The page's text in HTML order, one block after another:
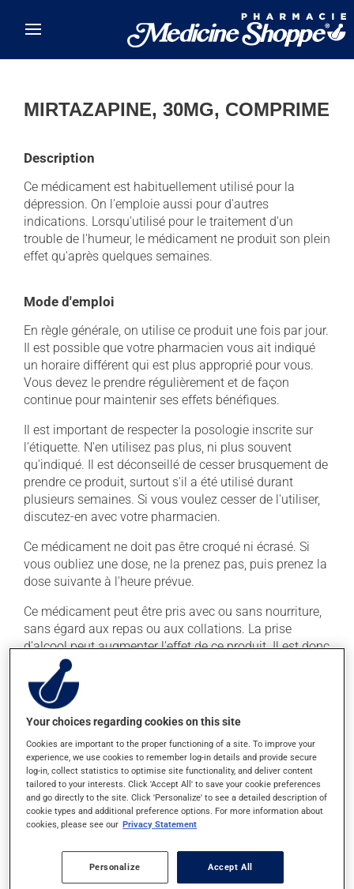
MIRTAZAPINE, 30MG, COMPRIME
Description
Ce médicament est habituellement utilisé pour la
dépression. On l'emploie aussi pour d'autres
indications. Lorsqu'utilisé pour le traitement d'un
trouble de l'humeur, le médicament ne produit son plein
effet qu'après quelques semaines.
Mode d'emploi
En règle générale, on utilise ce produit une fois par jour.
Il est possible que votre pharmacien vous ait indiqué
un horaire différent qui est plus approprié pour vous.
Vous devez le prendre régulièrement et de façon
continue pour maintenir ses effets bénéfiques.
Il est important de respecter la posologie inscrite sur
l'étiquette. N'en utilisez pas plus, ni plus souvent
qu'indiqué. Il est déconseillé de cesser brusquement de
prendre ce produit, surtout s'il a été utilisé durant
plusieurs semaines. Si vous voulez cesser de l'utiliser,
discutez-en avec votre pharmacien.
Ce médicament ne doit pas être croqué ni écrasé. Si
vous oubliez une dose, ne la prenez pas, puis prenez la
dose suivante à l'heure prévue.
Ce médicament peut être pris avec ou sans nourriture,
sans égard aux repas ou aux collations. La prise
d'alcool peut augmenter l'effet de ce produit. Il est donc
recommandé d'en consommer avec modération. Afin
de savoir quelle quantité d'alcool vous est permise,
veuillez en discuter avec votre professionnel(le) de la
santé.
Effets indésirables
En plus de ses effets recherchés, ce produit peut à
l'occasion entraîner certains effets indésirables (effets
secondaires), notamment :
il peut augmenter l'appétit;
Your choices regarding cookies on this site
Cookies are important to the proper functioning of a site. To improve your
experience, we use cookies to remember log-in details and provide secure
log-in, collect statistics to optimise site functionality, and deliver content
tailored to your interests. Click 'Accept All' to save your cookie preferences
and go directly to the site. Click 'Personalize' to see a detailed description of
cookie types and additional preference options. For more information about
cookies, please see our Privacy Statement
Personalize Accept All